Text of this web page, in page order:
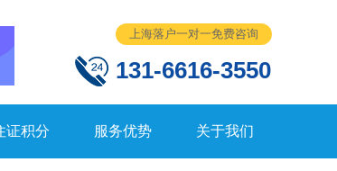
上海落户一对一免费咨询
131-6616-3550
证积分 服务优势 关于我们